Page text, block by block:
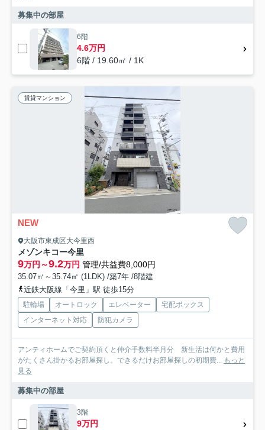
募集中の部屋
6階
4.6万円
6階 / 19.60㎡ / 1K
賃貸マンション
NEW
大阪市東成区大今里西
メゾンキコー今里
9万円～9.2万円 管理/共益費8,000円
35.07㎡～35.74㎡ (1LDK) /築7年 /8階建
近鉄大阪線「今里」駅 徒歩15分
駐輪場 オートロック エレベーター
宅配ボックス
インターネット対応
防犯カメラ
アンティホームでご契約頂くと仲介手数料半月分 新生活は何かと費用
がたくさん掛かるお部屋探し。できるだけお部屋探しの初期費... もっと
見る
募集中の部屋
3階
9万円